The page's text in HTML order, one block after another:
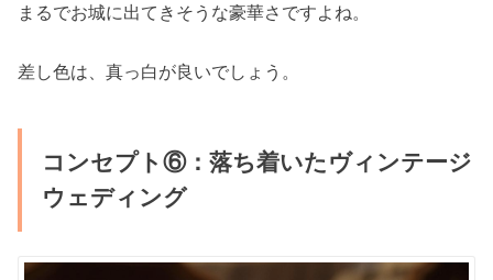
まるでお城に出てきそうな豪華さですよね。
差し色は、真っ白が良いでしょう。
コンセプト⑥：落ち着いたヴィンテージ
ウェディング